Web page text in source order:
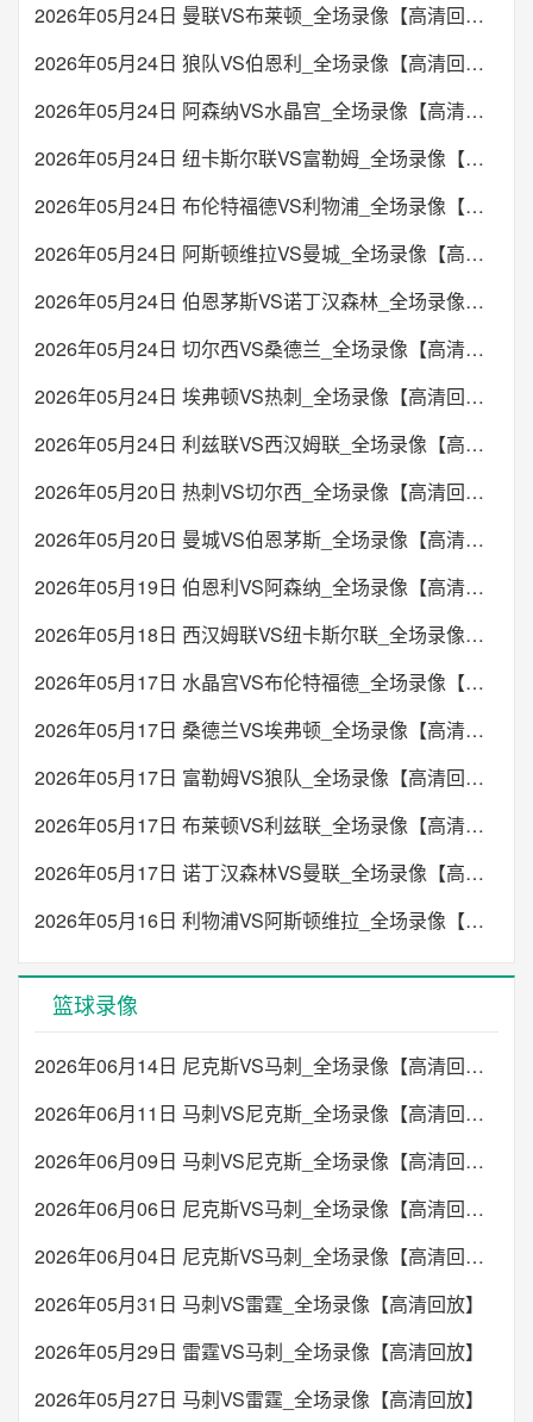
2026年05月24日 曼联VS布莱顿_全场录像【高清回放】
2026年05月24日 狼队VS伯恩利_全场录像【高清回放】
2026年05月24日 阿森纳VS水晶宫_全场录像【高清回放】
2026年05月24日 纽卡斯尔联VS富勒姆_全场录像【高清回放】
2026年05月24日 布伦特福德VS利物浦_全场录像【高清回放】
2026年05月24日 阿斯顿维拉VS曼城_全场录像【高清回放】
2026年05月24日 伯恩茅斯VS诺丁汉森林_全场录像【高清回放】
2026年05月24日 切尔西VS桑德兰_全场录像【高清回放】
2026年05月24日 埃弗顿VS热刺_全场录像【高清回放】
2026年05月24日 利兹联VS西汉姆联_全场录像【高清回放】
2026年05月20日 热刺VS切尔西_全场录像【高清回放】
2026年05月20日 曼城VS伯恩茅斯_全场录像【高清回放】
2026年05月19日 伯恩利VS阿森纳_全场录像【高清回放】
2026年05月18日 西汉姆联VS纽卡斯尔联_全场录像【高清回放】
2026年05月17日 水晶宫VS布伦特福德_全场录像【高清回放】
2026年05月17日 桑德兰VS埃弗顿_全场录像【高清回放】
2026年05月17日 富勒姆VS狼队_全场录像【高清回放】
2026年05月17日 布莱顿VS利兹联_全场录像【高清回放】
2026年05月17日 诺丁汉森林VS曼联_全场录像【高清回放】
2026年05月16日 利物浦VS阿斯顿维拉_全场录像【高清回放】
篮球录像
2026年06月14日 尼克斯VS马刺_全场录像【高清回放】
2026年06月11日 马刺VS尼克斯_全场录像【高清回放】
2026年06月09日 马刺VS尼克斯_全场录像【高清回放】
2026年06月06日 尼克斯VS马刺_全场录像【高清回放】
2026年06月04日 尼克斯VS马刺_全场录像【高清回放】
2026年05月31日 马刺VS雷霆_全场录像【高清回放】
2026年05月29日 雷霆VS马刺_全场录像【高清回放】
2026年05月27日 马刺VS雷霆_全场录像【高清回放】